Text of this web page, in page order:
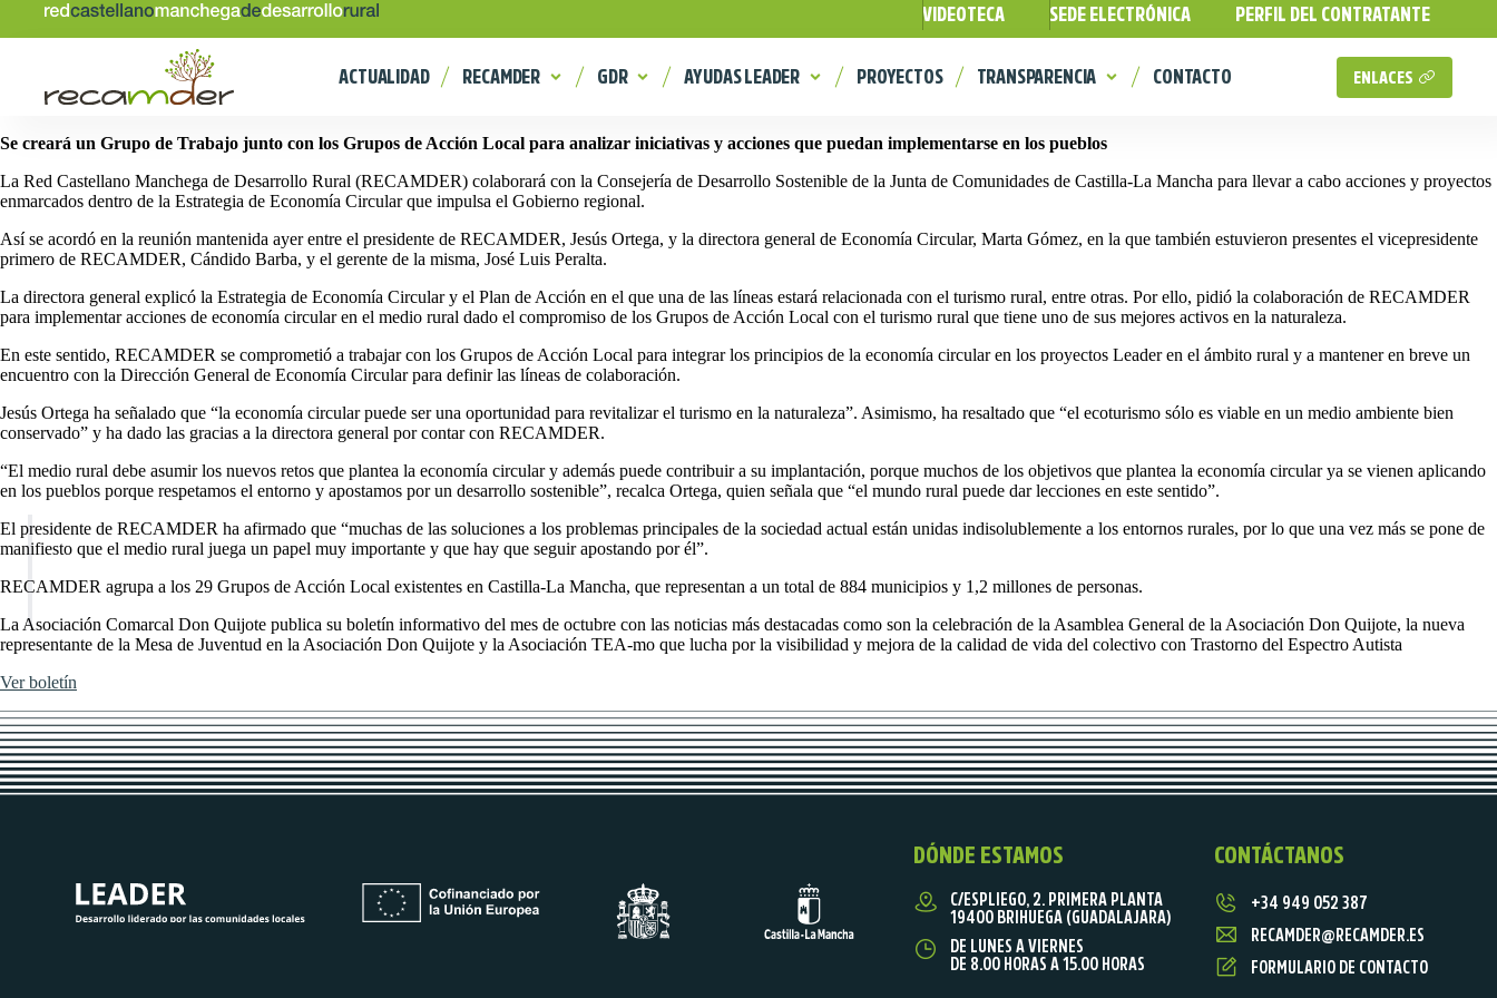
VIDEOTECA SEDE ELECTRÓNICA PERFIL DEL CONTRATANTE
ACTUALIDAD RECAMDER GDR AYUDAS LEADER PROYECTOS TRANSPARENCIA CONTACTO ENLACES
Se creará un Grupo de Trabajo junto con los Grupos de Acción Local para analizar iniciativas y acciones que puedan implementarse en los pueblos
La Red Castellano Manchega de Desarrollo Rural (RECAMDER) colaborará con la Consejería de Desarrollo Sostenible de la Junta de Comunidades de Castilla-La Mancha para llevar a cabo acciones y proyectos
enmarcados dentro de la Estrategia de Economía Circular que impulsa el Gobierno regional.
Así se acordó en la reunión mantenida ayer entre el presidente de RECAMDER, Jesús Ortega, y la directora general de Economía Circular, Marta Gómez, en la que también estuvieron presentes el vicepresidente
primero de RECAMDER, Cándido Barba, y el gerente de la misma, José Luis Peralta.
La directora general explicó la Estrategia de Economía Circular y el Plan de Acción en el que una de las líneas estará relacionada con el turismo rural, entre otras. Por ello, pidió la colaboración de RECAMDER
para implementar acciones de economía circular en el medio rural dado el compromiso de los Grupos de Acción Local con el turismo rural que tiene uno de sus mejores activos en la naturaleza.
En este sentido, RECAMDER se comprometió a trabajar con los Grupos de Acción Local para integrar los principios de la economía circular en los proyectos Leader en el ámbito rural y a mantener en breve un
encuentro con la Dirección General de Economía Circular para definir las líneas de colaboración.
Jesús Ortega ha señalado que “la economía circular puede ser una oportunidad para revitalizar el turismo en la naturaleza”. Asimismo, ha resaltado que “el ecoturismo sólo es viable en un medio ambiente bien
conservado” y ha dado las gracias a la directora general por contar con RECAMDER.
“El medio rural debe asumir los nuevos retos que plantea la economía circular y además puede contribuir a su implantación, porque muchos de los objetivos que plantea la economía circular ya se vienen aplicando
en los pueblos porque respetamos el entorno y apostamos por un desarrollo sostenible”, recalca Ortega, quien señala que “el mundo rural puede dar lecciones en este sentido”.
El presidente de RECAMDER ha afirmado que “muchas de las soluciones a los problemas principales de la sociedad actual están unidas indisolublemente a los entornos rurales, por lo que una vez más se pone de
manifiesto que el medio rural juega un papel muy importante y que hay que seguir apostando por él”.
RECAMDER agrupa a los 29 Grupos de Acción Local existentes en Castilla-La Mancha, que representan a un total de 884 municipios y 1,2 millones de personas.
La Asociación Comarcal Don Quijote publica su boletín informativo del mes de octubre con las noticias más destacadas como son la celebración de la Asamblea General de la Asociación Don Quijote, la nueva
representante de la Mesa de Juventud en la Asociación Don Quijote y la Asociación TEA-mo que lucha por la visibilidad y mejora de la calidad de vida del colectivo con Trastorno del Espectro Autista
Ver boletín
DÓNDE ESTAMOS
C/ESPLIEGO, 2. PRIMERA PLANTA
19400 BRIHUEGA (GUADALAJARA)
DE LUNES A VIERNES
DE 8.00 HORAS A 15.00 HORAS
CONTÁCTANOS
+34 949 052 387
RECAMDER@RECAMDER.ES
FORMULARIO DE CONTACTO